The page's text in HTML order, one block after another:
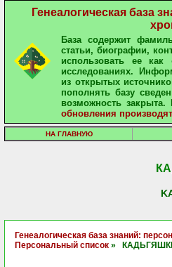
Генеалогическая база
База содержит
статьи, биографии,
использовать ее как
исследованиях.
из открытых
пополнять базу
возможность
обновления
НА ГЛАВНУЮ
Генеалогическая база знаний:
Персональный список »